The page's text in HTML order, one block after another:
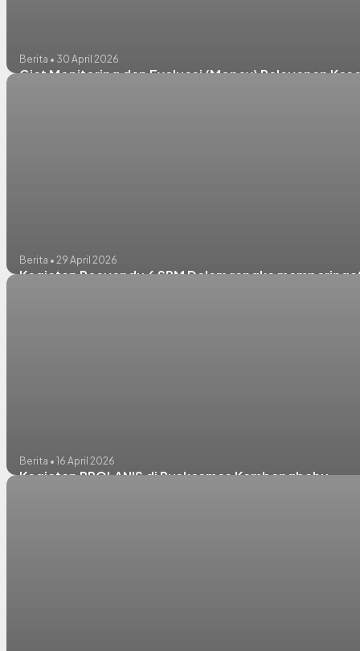
Berita • 30 April 2026
Giat Monitoring dan Evaluasi (Monev) Pelayanan
Berita • 29 April 2026
Kegiatan Posyandu 6 SPM Dalam rangka
Berita • 16 April 2026
Kegiatan PROLANIS di Puskesmas Kembangbahu